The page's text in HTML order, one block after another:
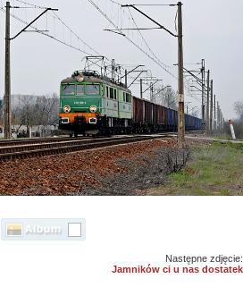
Następne zdjęcie:
Jamników ci u nas dostatek